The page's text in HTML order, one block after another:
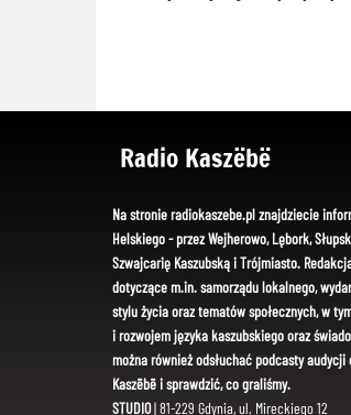
Radio Kaszëbë
Na stronie radiokaszebe.pl znajdziecie
Helskiego - przez Wejherowo, Lębork,
Szwajcarię Kaszubską i Trójmiasto.
dotyczące m.in. samorządu lokalnego,
stylu życia oraz tematów społecznych, w
i rozwojem języka kaszubskiego oraz
można również odsłuchać podcasty
Kaszëbë i sprawdzić, co graliśmy.
STUDIO| 81-229 Gdynia, ul. Mireckiego 12